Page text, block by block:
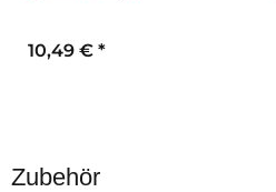
10,49 € *
Zubehör